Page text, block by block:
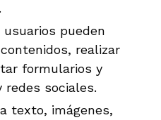
usuarios pueden
realizar
formularios y
redes sociales.
texto, imágenes,